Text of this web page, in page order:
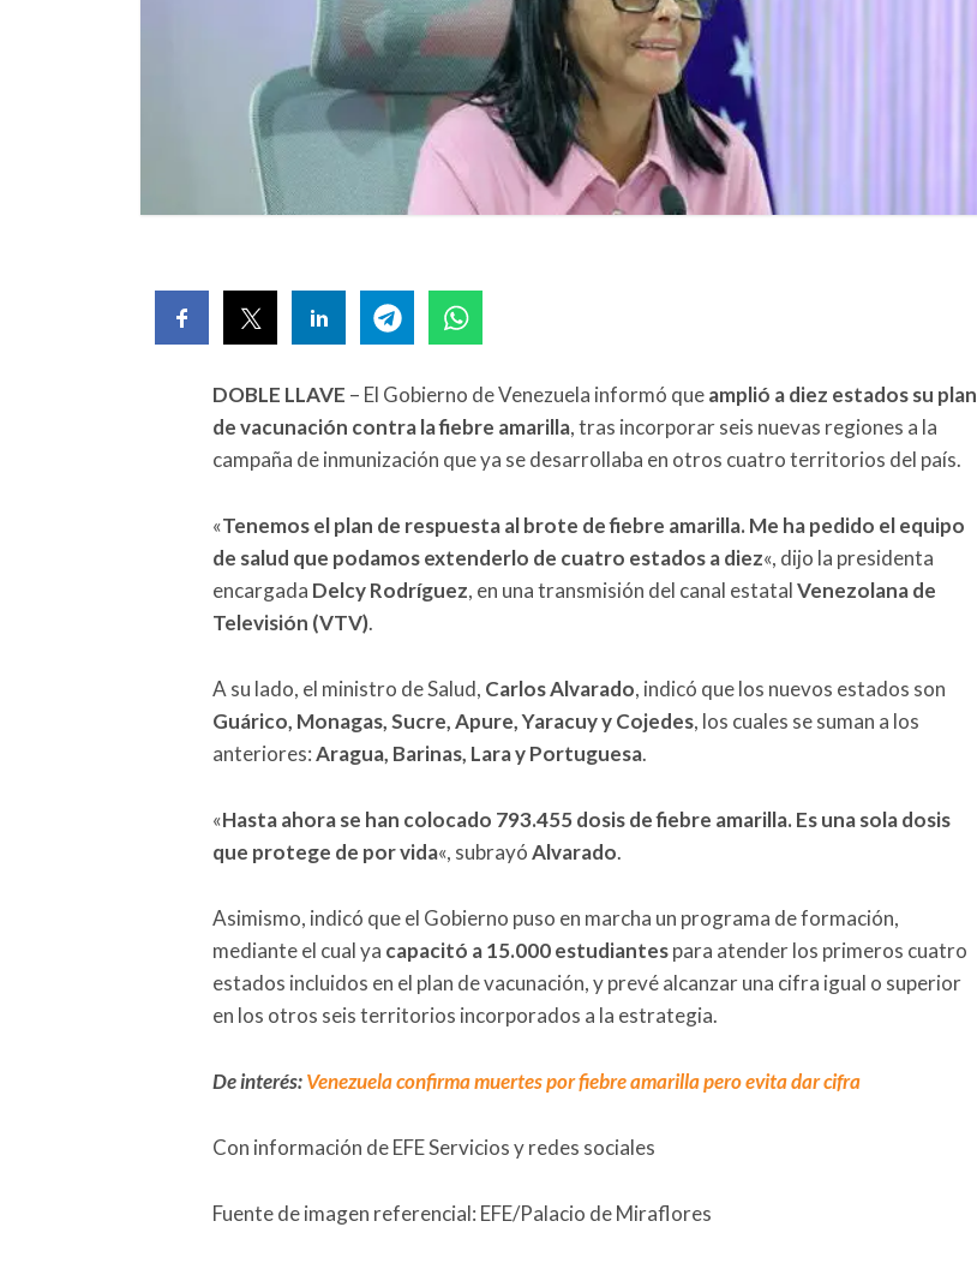
DOBLE LLAVE – El Gobierno de Venezuela informó queamplió a diez estados su plan
de vacunación contra la fiebre amarilla, tras incorporar seis nuevas regiones a la
campaña de inmunización que ya se desarrollaba en otros cuatro territorios del país.
«Tenemos el plan de respuesta al brote de fiebre amarilla. Me ha pedido el equipo
de salud que podamos extenderlo de cuatro estados a diez«, dijo la presidenta
encargada Delcy Rodríguez, en una transmisión del canal estatalVenezolana de
Televisión (VTV).
A su lado, el ministro de Salud, Carlos Alvarado, indicó que los nuevos estados son
Guárico, Monagas, Sucre, Apure, Yaracuy y Cojedes, los cuales se suman a los
anteriores:Aragua, Barinas, Lara y Portuguesa.
«Hasta ahora se han colocado 793.455 dosis de fiebre amarilla. Es una sola dosis
que protege de por vida«, subrayóAlvarado.
Asimismo, indicó que el Gobierno puso en marcha un programa de formación,
mediante el cual ya capacitó a 15.000 estudiantespara atender los primeros cuatro
estados incluidos en el plan de vacunación, y prevé alcanzar una cifra igual o superior
en los otros seis territorios incorporados a la estrategia.
De interés:Venezuela confirma muertes por fiebre amarilla pero evita dar cifra
Con información de EFE Servicios y redes sociales
Fuente de imagen referencial: EFE/Palacio de Miraflores